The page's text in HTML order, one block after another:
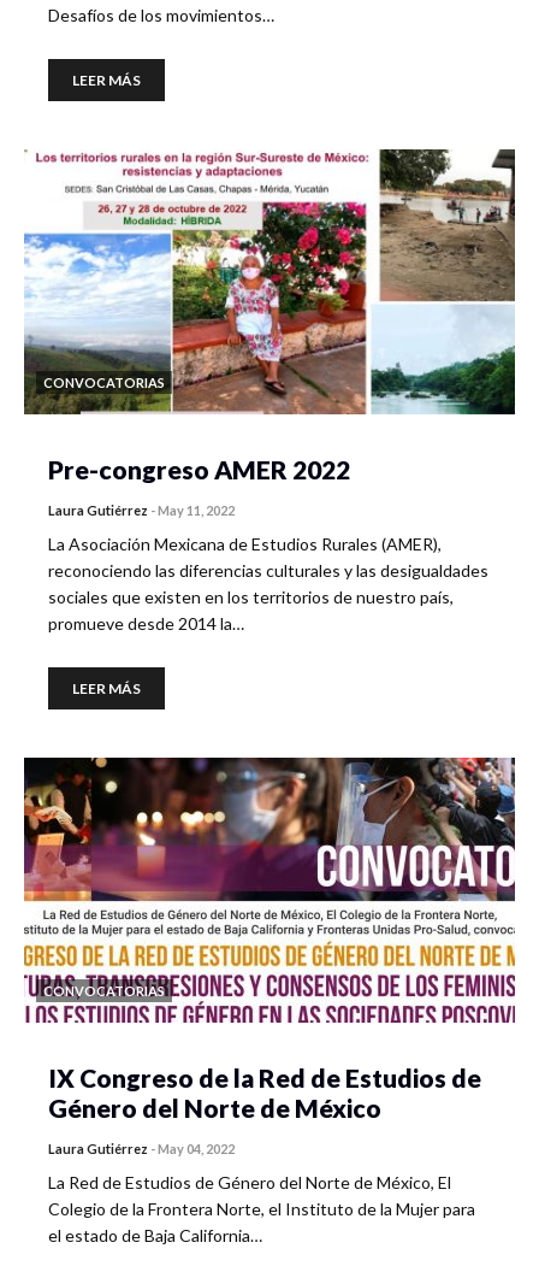
Desafíos de los movimientos…
LEER MÁS
CONVOCATORIAS
Pre-congreso AMER 2022
Laura Gutiérrez -May 11, 2022
La Asociación Mexicana de Estudios Rurales (AMER),
reconociendo las diferencias culturales y las desigualdades
sociales que existen en los territorios de nuestro país,
promueve desde 2014 la…
LEER MÁS
CONVOCATORIAS
IX Congreso de la Red de Estudios de
Género del Norte de México
Laura Gutiérrez -May 04, 2022
La Red de Estudios de Género del Norte de México, El
Colegio de la Frontera Norte, el Instituto de la Mujer para
el estado de Baja California…